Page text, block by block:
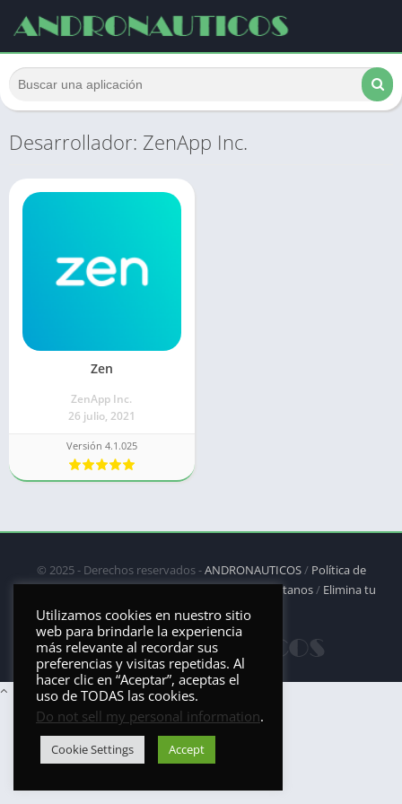
Desarrollador: ZenApp Inc.
Zen
ZenApp Inc.
26 julio, 2021
Versión 4.1.025
© 2025 - Derechos reservados -ANDRONAUTICOS/ Política de
privacidad/Política de Cookies/DMCA/Contáctanos/ Elimina tu
aplicación
Utilizamos cookies en nuestro sitio
web para brindarle la experiencia
más relevante al recordar sus
preferencias y visitas repetidas. Al
hacer clic en “Aceptar”, aceptas el
uso de TODAS las cookies.
Do not sell my personal information.
Cookie Settings Accept